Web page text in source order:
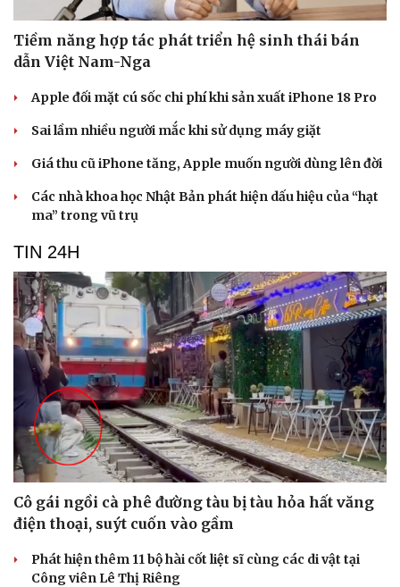
Cải chính
Tiềm năng hợp tác phát triển hệ sinh thái bán
dẫn Việt Nam-Nga
Apple đối mặt cú sốc chi phí khi sản xuất iPhone 18 Pro
Sai lầm nhiều người mắc khi sử dụng máy giặt
Giá thu cũ iPhone tăng, Apple muốn người dùng lên đời
Các nhà khoa học Nhật Bản phát hiện dấu hiệu của “hạt
ma” trong vũ trụ
TIN 24H
Cô gái ngồi cà phê đường tàu bị tàu hỏa hất văng
điện thoại, suýt cuốn vào gầm
Phát hiện thêm 11 bộ hài cốt liệt sĩ cùng các di vật tại
Công viên Lê Thị Riêng